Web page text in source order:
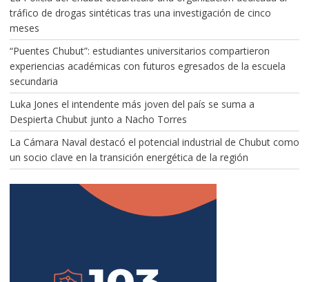
tráfico de drogas sintéticas tras una investigación de cinco
meses
“Puentes Chubut”: estudiantes universitarios compartieron
experiencias académicas con futuros egresados de la escuela
secundaria
Luka Jones el intendente más joven del país se suma a
Despierta Chubut junto a Nacho Torres
La Cámara Naval destacó el potencial industrial de Chubut como
un socio clave en la transición energética de la región